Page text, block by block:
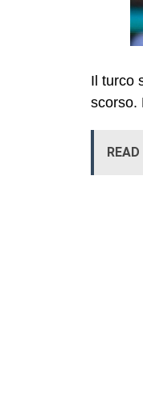
Il turco
scorso.
READ